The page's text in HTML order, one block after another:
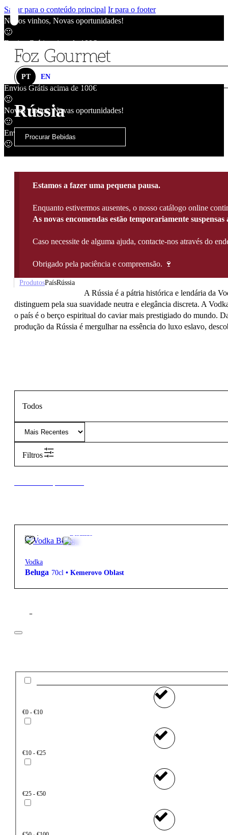
Saltar para o conteúdo principal Ir para o footer
Novos vinhos, Novas oportunidades!
🙂
Envios Grátis acima de 100€
Novos vinhos, Novas oportunidades!
Envios Grátis acima de 100€
🙂
Novos vinhos, Novas oportunidades!
🙂
Envios Grátis acima de 100€
🙂
PT EN
Rússia
Estamos a fazer uma pequena pausa.
Enquanto estivermos ausentes, o nosso catálogo online
As novas encomendas estão temporariamente suspensas
Caso necessite de alguma ajuda, contacte-nos através do
Obrigado pela paciência e compreensão. 🍷
ProdutosPaísRússia
A Rússia é a pátria histórica e lendária da
distinguem pela sua suavidade neutra e elegância discreta. A
o país é o berço espiritual do caviar mais prestigiado do mundo.
produção da Rússia é mergulhar na essência do luxo eslavo,
Todos
Filtros
49,90€ Destilado
Vodka
Beluga 70cl • Kemerovo Oblast
Filtros
€0 - €10
€10 - €25
€25 - €50